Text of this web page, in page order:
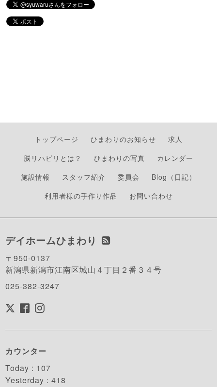
トップページ ひまわりのお知らせ
求人
脳リハビリとは？
ひまわりの写真
カレンダー
施設情報
スタッフ紹介 委員会
Blog（日記）
利用者様の手作り作品
お問い合わせ
デイホームひまわり
〒950-0137
新潟県新潟市江南区城山４丁目２番３４号
025-382-3247
カウンター
Today : 107
Yesterday :418